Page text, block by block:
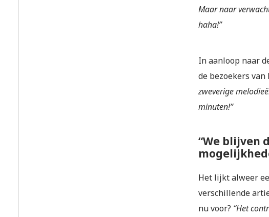
Maar naar
haha!”
In aanloop naar
de bezoekers van
zweverige
minuten!”
“We blijven
Het lijkt alweer
verschillende
nu voor? “Het